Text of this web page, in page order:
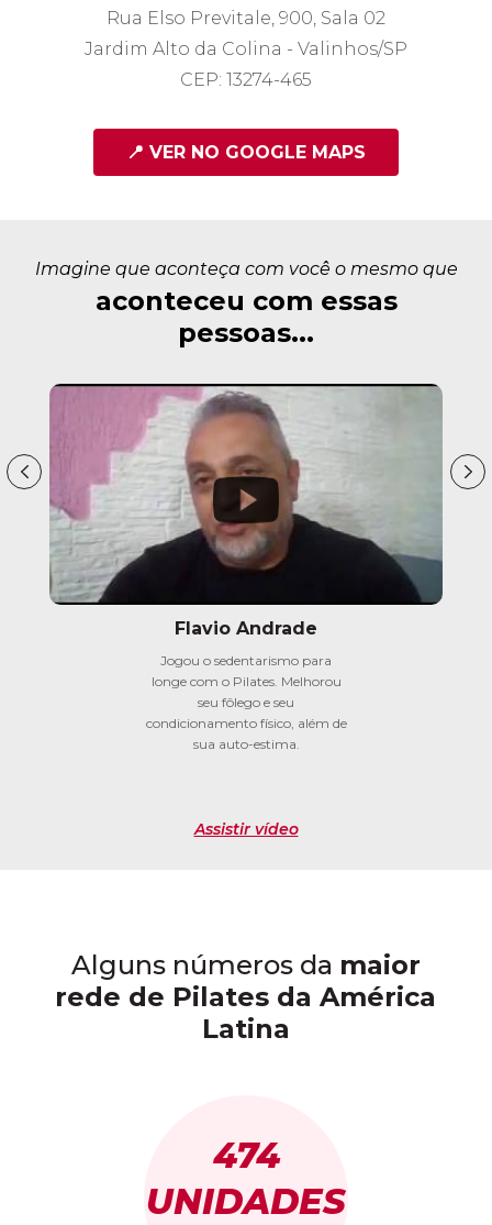
Rua Elso Previtale, 900, Sala 02
Jardim Alto da Colina - Valinhos/SP
CEP: 13274-465
📍 VER NO GOOGLE MAPS
Imagine que aconteça com você o mesmo que
aconteceu com essas
pessoas...
Flavio Andrade
Jogou o sedentarismo para
longe com o Pilates. Melhorou
seu fôlego e seu
condicionamento físico, além de
sua auto-estima.
Assistir vídeo
Alguns números da maior
rede de Pilates da América
Latina
474
UNIDADES